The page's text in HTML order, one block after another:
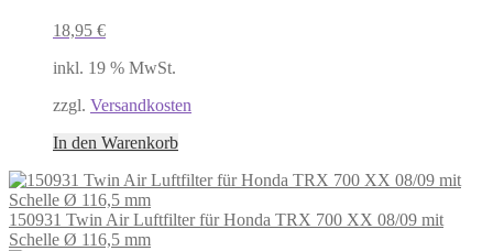
18,95 €
inkl. 19 % MwSt.
zzgl. Versandkosten
In den Warenkorb
150931 Twin Air Luftfilter für Honda TRX 700 XX 08/09 mit
Schelle Ø 116,5 mm